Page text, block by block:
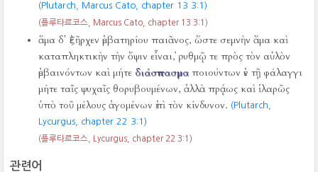
(Plutarch, Marcus Cato, chapter 13 3:1)
(플루타르코스, Marcus Cato, chapter 13 3:1)
ἅμα δ᾿ ἐξῆρχεν ἐμβατηρίου παιᾶνος, ὥστε σεμνὴν ἅμα καὶ
καταπληκτικὴν τὴν ὄψιν εἶναι, ῥυθμῷ τε πρὸς τὸν αὐλὸν
ἐμβαινόντων καὶ μήτε διάσπασμα ποιούντων ἐν τῇ φάλαγγι
μήτε ταῖς ψυχαῖς θορυβουμένων, ἀλλὰ πρᾴως καὶ ἱλαρῶς
ὑπὸ τοῦ μέλους ἀγομένων ἐπὶ τὸν κίνδυνον. (Plutarch,
Lycurgus, chapter 22 3:1)
(플루타르코스, Lycurgus, chapter 22 3:1)
관련어